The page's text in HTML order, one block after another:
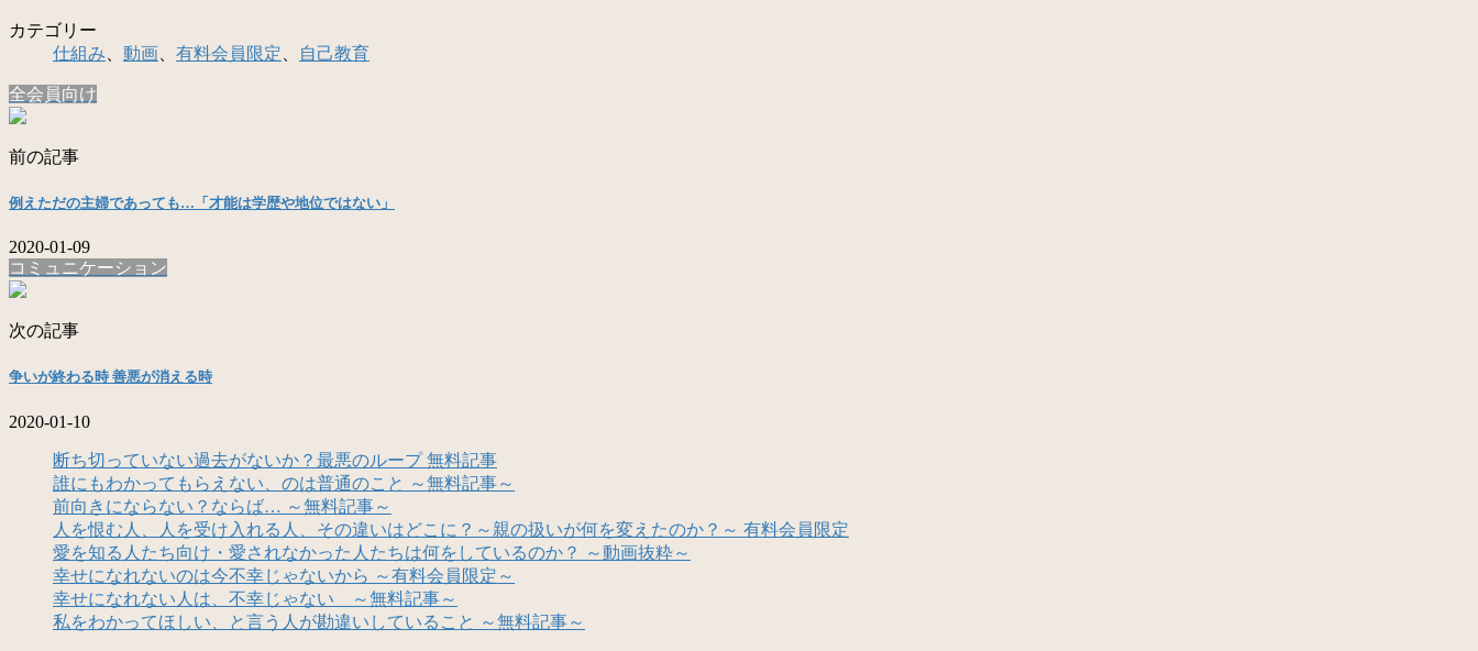
カテゴリー
仕組み
動画 有料会員限定 自己教育
全会員向け
前の記事
例えただの主婦であっても…「才能は学歴や地位ではない」
2020-01-09
コミュニケーション
次の記事
争いが終わる時 善悪が消える時
2020-01-10
断ち切っていない過去がないか？最悪のループ 無料記事
誰にもわかってもらえない、のは普通のこと ～無料記事～
前向きにならない？ならば… ～無料記事～
人を恨む人、人を受け入れる人、その違いはどこに？～親の扱いが何を変えたのか？～ 有料会員限定
愛を知る人たち向け・愛されなかった人たちは何をしているのか？ ～動画抜粋～
幸せになれないのは今不幸じゃないから ～有料会員限定～
幸せになれない人は、不幸じゃない ～無料記事～
私をわかってほしい、と言う人が勘違いしていること ～無料記事～